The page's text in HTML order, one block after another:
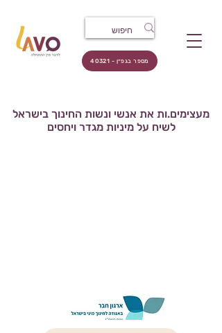
מספר בגפ״ן - 40321
מעצימים.ות את אנשי ונשות החינוך בישראל
לשיח על מיניות מגדר ויחסים